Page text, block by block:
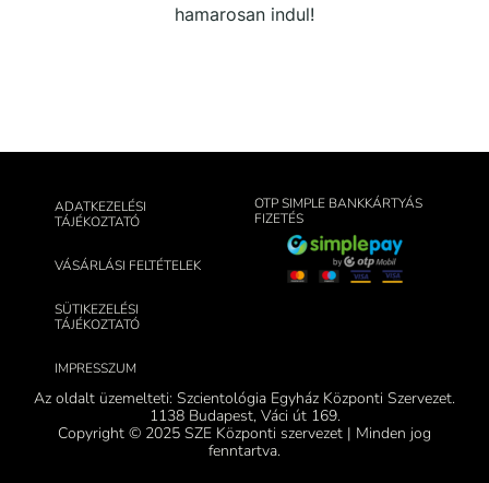
hamarosan indul!
ADATKEZELÉSI
TÁJÉKOZTATÓ
VÁSÁRLÁSI FELTÉTELEK
SÜTIKEZELÉSI
TÁJÉKOZTATÓ
IMPRESSZUM
OTP SIMPLE BANKKÁRTYÁS
FIZETÉS
Az oldalt üzemelteti: Szcientológia Egyház Központi Szervezet.
1138 Budapest, Váci út 169.
Copyright © 2025 SZE Központi szervezet | Minden jog
fenntartva.